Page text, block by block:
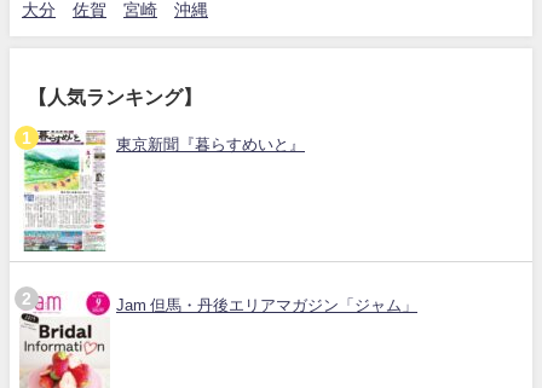
大分
佐賀 宮崎 沖縄
【人気ランキング】
東京新聞『暮らすめいと』
Jam 但馬・丹後エリアマガジン「ジャム」